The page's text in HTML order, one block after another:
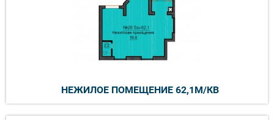
НЕЖИЛОЕ ПОМЕЩЕНИЕ 62,1М/КВ